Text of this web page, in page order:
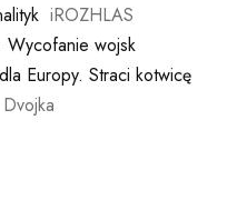
iROZHLAS
Wycofanie wojsk
Europy. Straci kotwicę